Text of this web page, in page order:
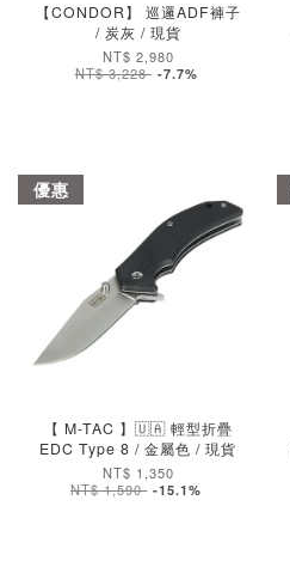
【CONDOR】 巡邏ADF褲子
/ 炭灰 / 現貨
NT$ 2,980
NT$ 3,228 -7.7%
優惠
【 M-TAC 】🇺🇦 輕型折疊
EDC Type 8 / 金屬色 / 現貨
NT$ 1,350
NT$ 1,590 -15.1%